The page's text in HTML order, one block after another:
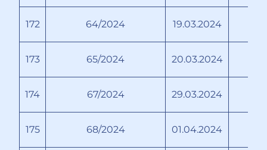
172 64/2024 19.03.2024
173 65/2024 20.03.2024
174 67/2024 29.03.2024
175 68/2024 01.04.2024